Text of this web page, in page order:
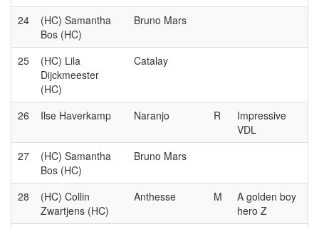
24
(HC) Samantha
Bos (HC)
Bruno Mars
25
(HC) Lila
Dijckmeester
(HC)
Catalay
26 Ilse Haverkamp Naranjo R
Impressive
VDL
27
(HC) Samantha
Bos (HC)
Bruno Mars
28
(HC) Collin
Zwartjens (HC)
Anthesse M
A golden boy
hero Z